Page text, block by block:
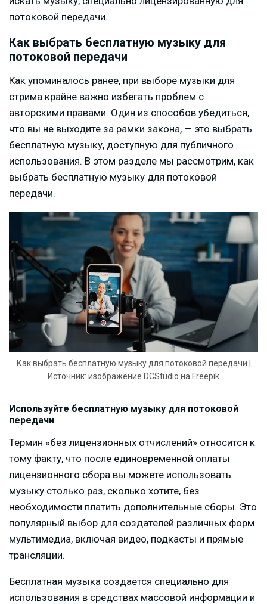
потоковой передачи.
Как выбрать бесплатную музыку для
потоковой передачи
Как упоминалось ранее, при выборе музыки для
стрима крайне важно избегать проблем с
авторскими правами. Один из способов убедиться,
что вы не выходите за рамки закона, — это выбрать
бесплатную музыку, доступную для публичного
использования. В этом разделе мы рассмотрим, как
выбрать бесплатную музыку для потоковой
передачи.
Как выбрать бесплатную музыку для потоковой передачи |
Источник: изображение DCStudio на Freepik
Используйте бесплатную музыку для потоковой
передачи
Термин «без лицензионных отчислений» относится к
тому факту, что после единовременной оплаты
лицензионного сбора вы можете использовать
музыку столько раз, сколько хотите, без
необходимости платить дополнительные сборы. Это
популярный выбор для создателей различных форм
мультимедиа, включая видео, подкасты и прямые
трансляции.
Бесплатная музыка создается специально для
использования в средствах массовой информации и